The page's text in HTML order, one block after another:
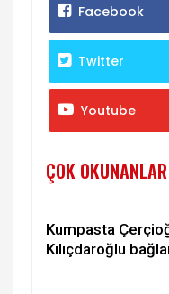
Facebook
Twitter
Youtube
ÇOK OKUNANLAR
Kumpasta
Kılıçdaroğlu